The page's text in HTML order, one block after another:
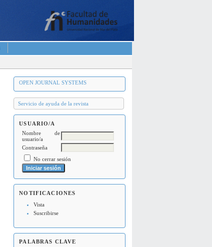
OPEN JOURNAL SYSTEMS
Servicio de ayuda de la revista
USUARIO/A
Nombre de
usuario/a
Contraseña
No cerrar sesión
NOTIFICACIONES
Vista
Suscribirse
PALABRAS CLAVE